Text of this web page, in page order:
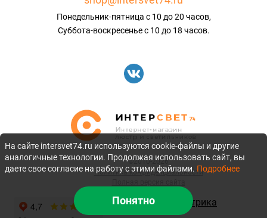
Понедельник-пятница с 10 до 20 часов,
Суббота-воскресенье с 10 до 18 часов.
©2010-2026
Политика конфиденциальности
На сайте intersvet74.ru используются cookie-файлы и другие
аналогичные технологии. Продолжая использовать сайт, вы
даете свое согласие на работу с этими файлами. Подробнее
Понятно